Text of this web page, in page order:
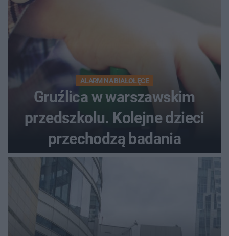
ALARM NA BIAŁOŁĘCE
Gruźlica w warszawskim
przedszkolu. Kolejne dzieci
przechodzą badania